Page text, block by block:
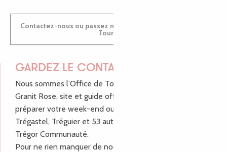
Contactez-nous ou passez nous voir dans nos Offices de
Tourisme
GARDEZ LE CONTACT !
Nous sommes l’Office de Tourisme Bretagne - Côte de
Granit Rose, site et guide officiel pour vous aider à
préparer votre week-end ou vos vacances à Lannion,
Trégastel, Tréguier et 53 autres communes de Lannion-
Trégor Communauté.
Pour ne rien manquer de nos bons plans et nos